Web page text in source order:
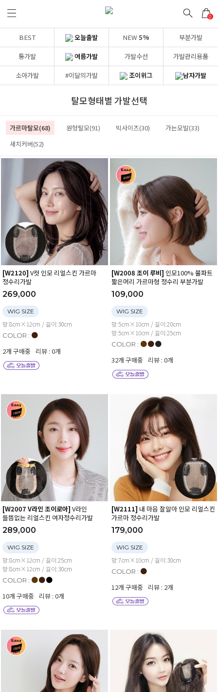
0
BEST 오늘출발 NEW 5% 부분가발
통가발 여름가발 가발수선 가발관리용품
소아가발 #이달의가발 조이위그 남자가발
탈모형태별 가발선택
가르마탈모(68) 원형탈모(91) 빅사이즈(30)
가는모발(33)
새치커버(52)
[W2120] V컷 인모 리얼스킨 가르마
정수리가발
269,000
WIG SIZE
망:8cm×12cm / 길이:30cm
COLOR : ●
2개 구매중 리뷰 : 0개
[W2008 조이 루비] 인모100% 불파트
짧은머리 가르마형 정수리 부분가발
109,000
WIG SIZE
망:5cm×10cm / 길이:20cm
망:5cm×10cm / 길이:25cm
COLOR : ● ● ●
32개 구매중 리뷰 : 0개
[W2007 V라인 조이로아] V라인
들뜸없는 리얼스킨 여자정수리가발
289,000
WIG SIZE
망:8cm×12cm / 길이:25cm
망:8cm×12cm / 길이:30cm
COLOR : ● ● ●
10개 구매중 리뷰 : 0개
[W2111] 내 마음 잘알아 인모 리얼스킨
가르마 정수리가발
179,000
WIG SIZE
망:7cm×10cm / 길이:30cm
COLOR : ●
12개 구매중 리뷰 : 2개